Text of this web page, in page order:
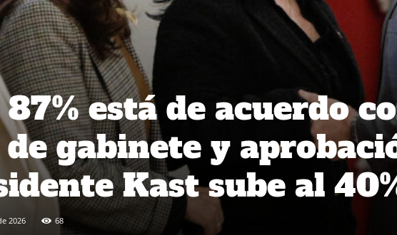
87% está de acuerdo
gabinete y
Kast sube al
2026 68